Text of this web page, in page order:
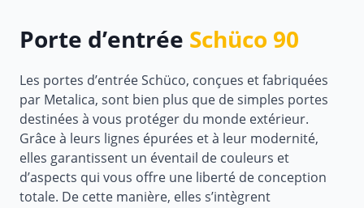
Porte d’entrée Schüco 90
Les portes d’entrée Schüco, conçues et fabriquées
par Metalica, sont bien plus que de simples portes
destinées à vous protéger du monde extérieur.
Grâce à leurs lignes épurées et à leur modernité,
elles garantissent un éventail de couleurs et
d’aspects qui vous offre une liberté de conception
totale. De cette manière, elles s’intègrent